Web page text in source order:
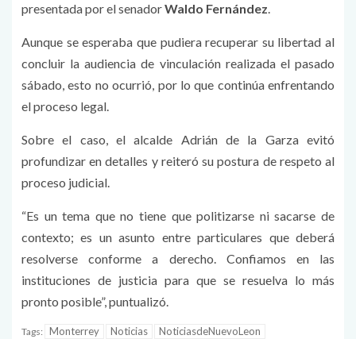
presentada por el senadorWaldo Fernández.
Aunque se esperaba que pudiera recuperar su libertad al
concluir la audiencia de vinculación realizada el pasado
sábado, esto no ocurrió, por lo que continúa enfrentando
el proceso legal.
Sobre el caso, el alcalde Adrián de la Garza evitó
profundizar en detalles y reiteró su postura de respeto al
proceso judicial.
“Es un tema que no tiene que politizarse ni sacarse de
contexto; es un asunto entre particulares que deberá
resolverse conforme a derecho. Confiamos en las
instituciones de justicia para que se resuelva lo más
pronto posible”, puntualizó.
Tags: Monterrey Noticias NoticiasdeNuevoLeon